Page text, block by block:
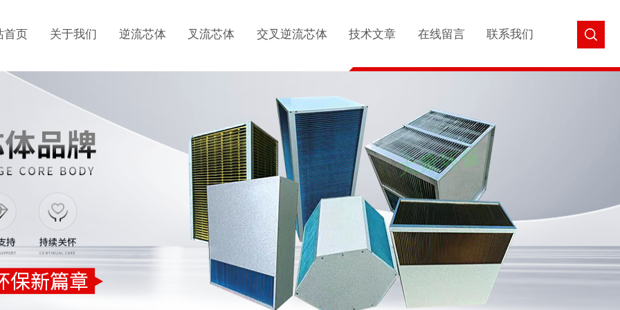
首页 关于我们 逆流芯体 叉流芯体 交叉逆流芯体 技术文章 在线留言 联系我们